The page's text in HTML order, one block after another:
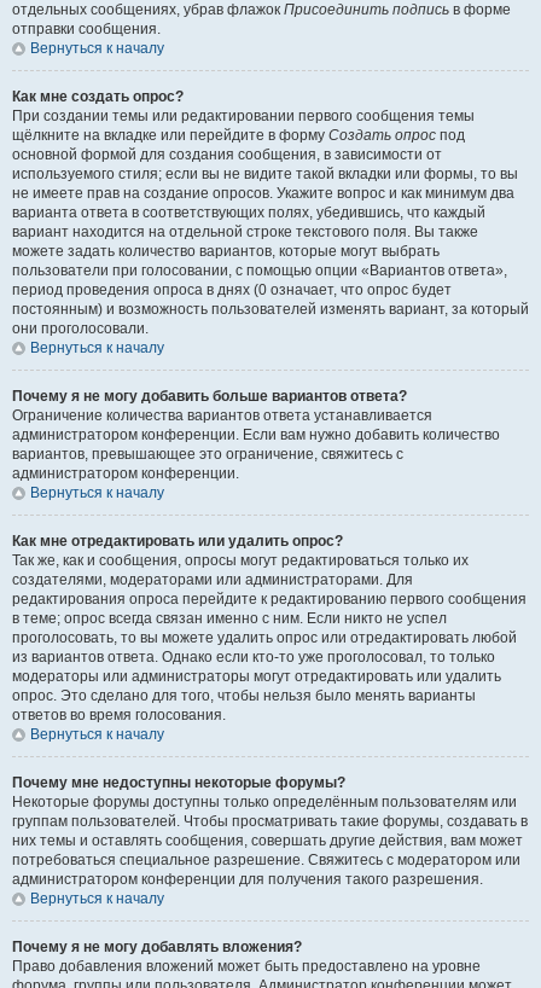
отдельных сообщениях, убрав флажок Присоединить подпись в форме
отправки сообщения.
Вернуться к началу
Как мне создать опрос?
При создании темы или редактировании первого сообщения темы
щёлкните на вкладке или перейдите в форму Создать опрос под
основной формой для создания сообщения, в зависимости от
используемого стиля; если вы не видите такой вкладки или формы, то вы
не имеете прав на создание опросов. Укажите вопрос и как минимум два
варианта ответа в соответствующих полях, убедившись, что каждый
вариант находится на отдельной строке текстового поля. Вы также
можете задать количество вариантов, которые могут выбрать
пользователи при голосовании, с помощью опции «Вариантов ответа»,
период проведения опроса в днях (0 означает, что опрос будет
постоянным) и возможность пользователей изменять вариант, за который
они проголосовали.
Вернуться к началу
Почему я не могу добавить больше вариантов ответа?
Ограничение количества вариантов ответа устанавливается
администратором конференции. Если вам нужно добавить количество
вариантов, превышающее это ограничение, свяжитесь с
администратором конференции.
Вернуться к началу
Как мне отредактировать или удалить опрос?
Так же, как и сообщения, опросы могут редактироваться только их
создателями, модераторами или администраторами. Для
редактирования опроса перейдите к редактированию первого сообщения
в теме; опрос всегда связан именно с ним. Если никто не успел
проголосовать, то вы можете удалить опрос или отредактировать любой
из вариантов ответа. Однако если кто-то уже проголосовал, то только
модераторы или администраторы могут отредактировать или удалить
опрос. Это сделано для того, чтобы нельзя было менять варианты
ответов во время голосования.
Вернуться к началу
Почему мне недоступны некоторые форумы?
Некоторые форумы доступны только определённым пользователям или
группам пользователей. Чтобы просматривать такие форумы, создавать в
них темы и оставлять сообщения, совершать другие действия, вам может
потребоваться специальное разрешение. Свяжитесь с модератором или
администратором конференции для получения такого разрешения.
Вернуться к началу
Почему я не могу добавлять вложения?
Право добавления вложений может быть предоставлено на уровне